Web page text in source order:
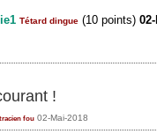
Tétard dingue (10 points)
!
fou 02-Mai-2018